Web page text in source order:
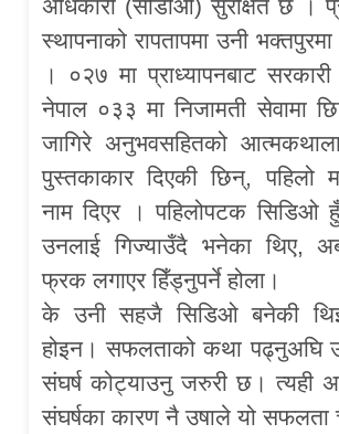
अधिकारी (सीडीओ) सुरक्षित छ ।
स्थापनाको रापतापमा उनी
। ०२७ मा प्राध्यापनबाट
नेपाल ०३३ मा निजामती सेवामा
जागिरे अनुभवसहितको
पुस्तकाकार दिएकी छिन्, पहिलो
नाम दिएर । पहिलोपटक सिडिओ
उनलाई गिज्याउँदै भनेका थिए,
फ्रक लगाएर हिँड्नुपर्ने होला।
के उनी सहजै सिडिओ बनेकी
होइन। सफलताको कथा पढ्नुअघि
संघर्ष कोट्याउनु जरुरी छ। त्यही
संघर्षका कारण नै उषाले यो सफलता